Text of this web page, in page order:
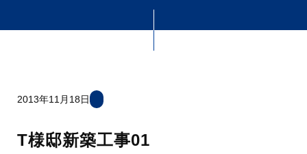
2013年11月18日
T様邸新築工事01